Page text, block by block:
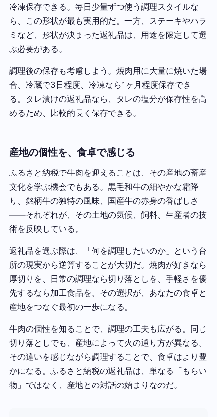
冷凍保存できる。毎日少量ずつ使う調理スタイルな
ら、この形状が最も実用的だ。一方、ステーキやハラ
ミなど、形状が決まった返礼品は、用途を限定して選
ぶ必要がある。
調理後の保存も考慮しよう。焼肉用に大量に焼いた場
合、冷蔵で3日程度、冷凍なら1ヶ月程度保存でき
る。タレ漬けの返礼品なら、タレの塩分が保存性を高
めるため、比較的長く保存できる。
産地の個性を、食卓で感じる
ふるさと納税で牛肉を迎えることは、その産地の畜産
文化を学ぶ機会でもある。黒毛和牛の細やかな霜降
り、銘柄牛の独特の風味、国産牛の赤身の香ばしさ
——それぞれが、その土地の気候、飼料、生産者の技
術を反映している。
返礼品を選ぶ際は、「何を調理したいのか」という台
所の現実から逆算することが大切だ。焼肉が好きなら
厚切りを、日常の調理なら切り落としを、手軽さを優
先するなら加工食品を。その選択が、あなたの食卓と
産地をつなぐ最初の一歩になる。
牛肉の個性を知ることで、調理の工夫も広がる。同じ
切り落としでも、産地によって火の通り方が異なる。
その違いを感じながら調理することで、食卓はより豊
かになる。ふるさと納税の返礼品は、単なる「もらい
物」ではなく、産地との対話の始まりなのだ。